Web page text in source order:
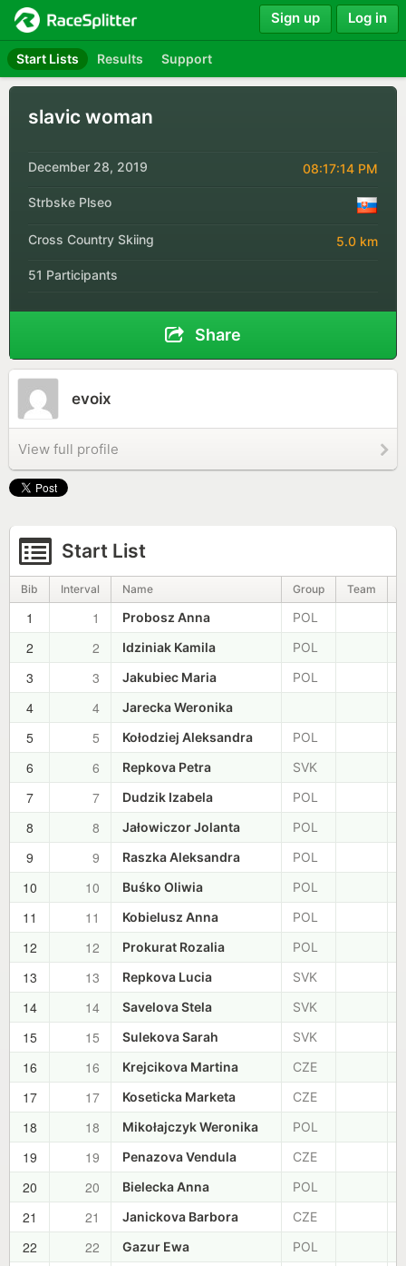
Start Lists Results Support
Sign up Log in
slavic woman
December 28, 2019 08:17:14 PM
Strbske Plseo
Cross Country Skiing 5.0 km
51 Participants
Share
evoix
View full profile
Start List
Bib Interval Name Group Team
1 1 Probosz Anna POL
2
2 Idziniak Kamila POL
3
3 Jakubiec Maria POL
4
4 Jarecka Weronika
5
5 Kołodziej Aleksandra POL
6
6 Repkova Petra SVK
7
7 Dudzik Izabela POL
8
8 Jałowiczor Jolanta POL
9
9 Raszka Aleksandra POL
10
10 Buśko Oliwia POL
11
11 Kobielusz Anna POL
12
12 Prokurat Rozalia POL
13
13 Repkova Lucia SVK
14
14 Savelova Stela SVK
15
15 Sulekova Sarah SVK
16
16 Krejcikova Martina CZE
17
17 Koseticka Marketa CZE
18
18 Mikołajczyk Weronika POL
19
19 Penazova Vendula CZE
20
20 Bielecka Anna POL
21
21 Janickova Barbora CZE
22
22 Gazur Ewa POL